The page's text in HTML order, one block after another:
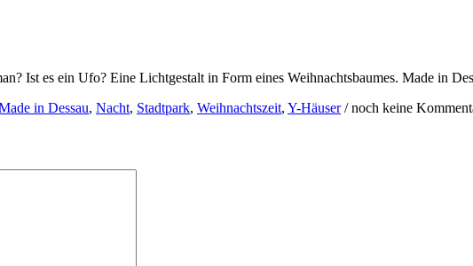
Ist es ein Ufo? Eine Lichtgestalt in Form eines Weihnachtsbaumes. Made in
in Dessau, Nacht, Stadtpark, Weihnachtszeit, Y-Häuser/noch keine